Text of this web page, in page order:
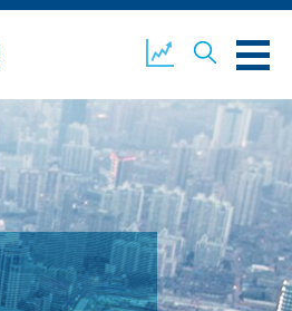
业务概览 公司新闻
国泰海通证券 联络我们